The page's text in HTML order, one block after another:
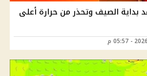
بداية الصيف وتحذر من حرارة أعلى